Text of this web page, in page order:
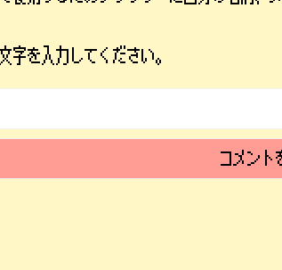
字を入力してください。